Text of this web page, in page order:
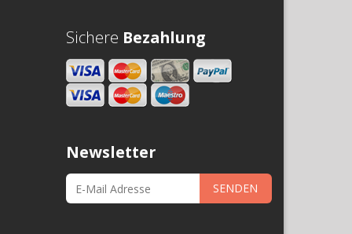
Sichere Bezahlung
Newsletter
SENDEN